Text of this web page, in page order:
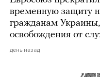
временную защиту
гражданам
освобождения от
день назад